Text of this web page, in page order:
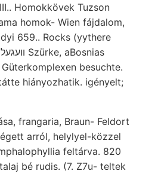
Homokkövek Tuzson
homok- Wien fájdalom,
659.. Rocks (yythere
besuchte.
hiányozhatik. igényelt;
frangaria, Braun- Feldort
arról, helylyel-közzel
feltárva. 820
bé rudis. (7. Z7u- teltek